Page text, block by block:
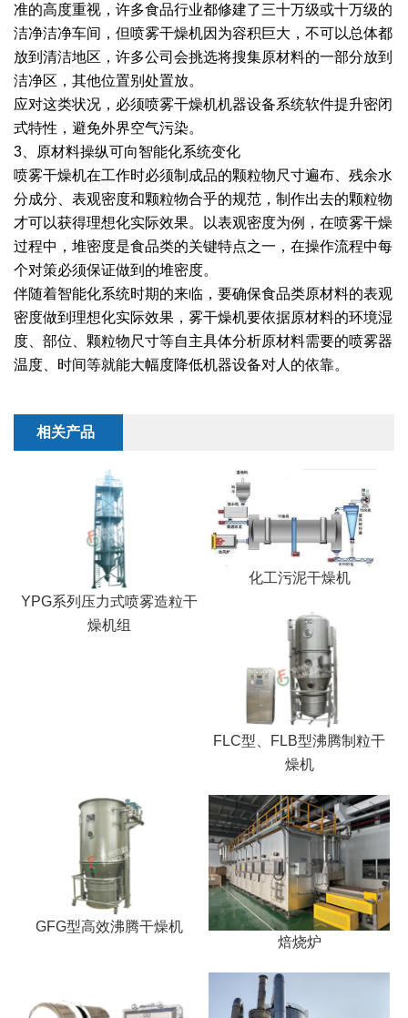
滚筒干燥系列
沸腾干燥系列
烘箱干燥系列
管束干燥系列
干燥配套装置
社会责任
准的高度重视，许多食品行业都修建了三十万级或十万级的
洁净洁净车间，但喷雾干燥机因为容积巨大，不可以总体都
放到清洁地区，许多公司会挑选将搜集原材料的一部分放到
洁净区，其他位置别处置放。
应对这类状况，必须喷雾干燥机机器设备系统软件提升密闭
式特性，避免外界空气污染。
3、原材料操纵可向智能化系统变化
喷雾干燥机在工作时必须制成品的颗粒物尺寸遍布、残余水
分成分、表观密度和颗粒物合乎的规范，制作出去的颗粒物
才可以获得理想化实际效果。以表观密度为例，在喷雾干燥
过程中，堆密度是食品类的关键特点之一，在操作流程中每
个对策必须保证做到的堆密度。
伴随着智能化系统时期的来临，要确保食品类原材料的表观
密度做到理想化实际效果，雾干燥机要依据原材料的环境湿
度、部位、颗粒物尺寸等自主具体分析原材料需要的喷雾器
温度、时间等就能大幅度降低机器设备对人的依靠。
相关产品
YPG系列压力式喷雾造粒干
燥机组
化工污泥干燥机
FLC型、FLB型沸腾制粒干
燥机
GFG型高效沸腾干燥机
焙烧炉